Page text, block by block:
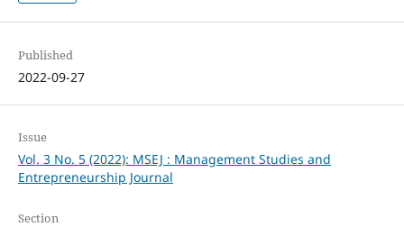
Published
2022-09-27
Issue
Vol. 3 No. 5 (2022): MSEJ : Management Studies and
Entrepreneurship Journal
Section